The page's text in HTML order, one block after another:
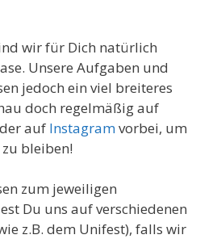
wir für Dich natürlich
Unsere Aufgaben und
jedoch ein viel breiteres
doch regelmäßig auf
auf Instagramvorbei, um
bleiben!
zum jeweiligen
Du uns auf verschiedenen
z.B. dem Unifest), falls wir